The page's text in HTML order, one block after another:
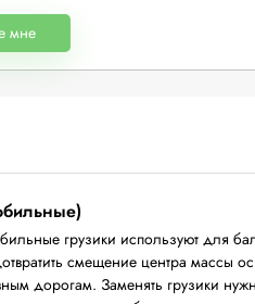
мне
грузики используют для
смещение центра массы
дорогам. Заменять грузики